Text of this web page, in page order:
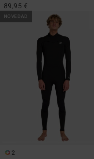
89,95 €
NOVEDAD
2